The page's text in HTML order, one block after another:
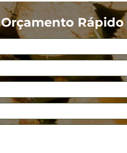
Orçamento Rápido